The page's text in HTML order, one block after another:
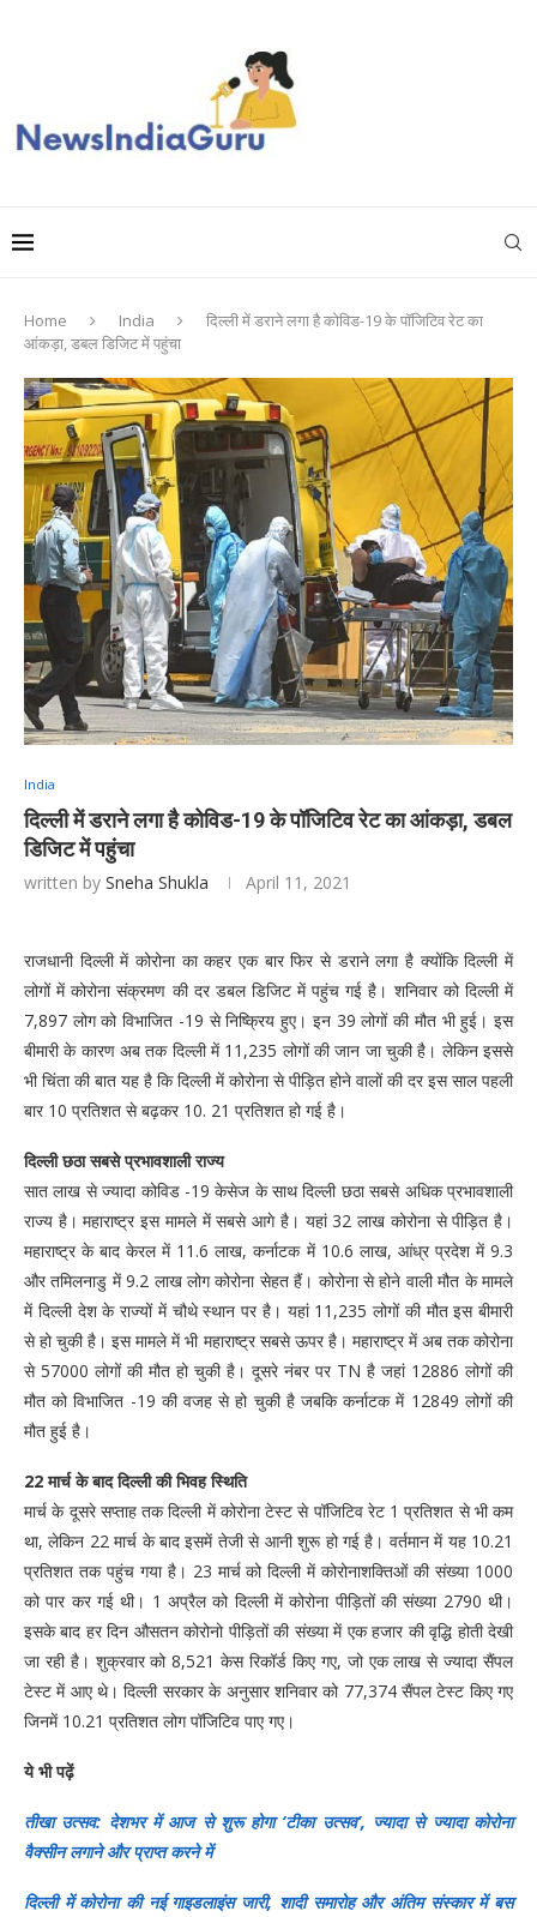
Home India
दिल्ली में डराने लगा है कोविड-19 के पॉजिटिव रेट का
आंकड़ा, डबल डिजिट में पहुंचा
India
दिल्ली में डराने लगा है कोविड-19 के पॉजिटिव रेट का आंकड़ा, डबल
डिजिट में पहुंचा
written by Sneha Shukla April 11, 2021
राजधानी दिल्ली में कोरोना का कहर एक बार फिर से डराने लगा है क्योंकि दिल्ली में
लोगों में कोरोना संक्रमण की दर डबल डिजिट में पहुंच गई है। शनिवार को दिल्ली में
7,897 लोग को विभाजित -19 से निष्क्रिय हुए। इन 39 लोगों की मौत भी हुई। इस
बीमारी के कारण अब तक दिल्ली में 11,235 लोगों की जान जा चुकी है। लेकिन इससे
भी चिंता की बात यह है कि दिल्ली में कोरोना से पीड़ित होने वालों की दर इस साल पहली
बार 10 प्रतिशत से बढ़कर 10. 21 प्रतिशत हो गई है।
दिल्ली छठा सबसे प्रभावशाली राज्य
सात लाख से ज्यादा कोविड -19 केसेज के साथ दिल्ली छठा सबसे अधिक प्रभावशाली
राज्य है। महाराष्ट्र इस मामले में सबसे आगे है। यहां 32 लाख कोरोना से पीड़ित है।
महाराष्ट्र के बाद केरल में 11.6 लाख, कर्नाटक में 10.6 लाख, आंध्र प्रदेश में 9.3
और तमिलनाडु में 9.2 लाख लोग कोरोना सेहत हैं। कोरोना से होने वाली मौत के मामले
में दिल्ली देश के राज्यों में चौथे स्थान पर है। यहां 11,235 लोगों की मौत इस बीमारी
से हो चुकी है। इस मामले में भी महाराष्ट्र सबसे ऊपर है। महाराष्ट्र में अब तक कोरोना
से 57000 लोगों की मौत हो चुकी है। दूसरे नंबर पर TN है जहां 12886 लोगों की
मौत को विभाजित -19 की वजह से हो चुकी है जबकि कर्नाटक में 12849 लोगों की
मौत हुई है।
22 मार्च के बाद दिल्ली की भिवह स्थिति
मार्च के दूसरे सप्ताह तक दिल्ली में कोरोना टेस्ट से पॉजिटिव रेट 1 प्रतिशत से भी कम
था, लेकिन 22 मार्च के बाद इसमें तेजी से आनी शुरू हो गई है। वर्तमान में यह 10.21
प्रतिशत तक पहुंच गया है। 23 मार्च को दिल्ली में कोरोनाशक्तिओं की संख्या 1000
को पार कर गई थी। 1 अप्रैल को दिल्ली में कोरोना पीड़ितों की संख्या 2790 थी।
इसके बाद हर दिन औसतन कोरोनो पीड़ितों की संख्या में एक हजार की वृद्धि होती देखी
जा रही है। शुक्रवार को 8,521 केस रिकॉर्ड किए गए, जो एक लाख से ज्यादा सैंपल
टेस्ट में आए थे। दिल्ली सरकार के अनुसार शनिवार को 77,374 सैंपल टेस्ट किए गए
जिनमें 10.21 प्रतिशत लोग पॉजिटिव पाए गए।
ये भी पढ़ें
तीखा उत्सव: देशभर में आज से शुरू होगा ‘टीका उत्सव’, ज्यादा से ज्यादा कोरोना
वैक्सीन लगाने और प्राप्त करने में
दिल्ली में कोरोना की नई गाइडलाइंस जारी, शादी समारोह और अंतिम संस्कार में बस